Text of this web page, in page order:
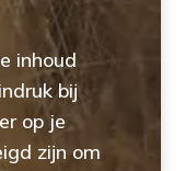
inhoud
bij
op je
zijn om